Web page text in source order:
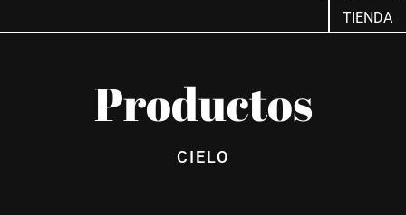
TIENDA
Productos
CIELO